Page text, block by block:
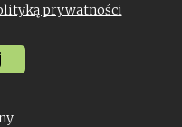
prywatności